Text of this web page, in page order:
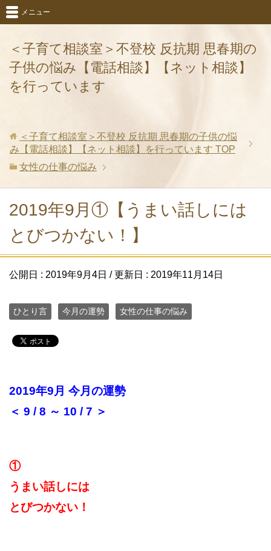
＜子育て相談室＞不登校 反抗期 思春期の
子供の悩み【電話相談】【ネット相談】
を行っています
メニュー
＜子育て相談室＞不登校 反抗期 思春期の子供の悩
み【電話相談】【ネット相談】を行っています TOP
女性の仕事の悩み
2019年9月①【うまい話しには
とびつかない！】
公開日 : 2019年9月4日 / 更新日 : 2019年11月14日
ひとり言 今月の運勢 女性の仕事の悩み
2019年9月 今月の運勢
＜ 9 / 8 ～ 10 / 7 ＞
①
うまい話しには
とびつかない！